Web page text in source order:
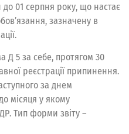
до 01 серпня року, що настає
зазначену в
Д 5 за себе, протягом 30
реєстрації припинення.
за днем
місяця у якому
Тип форми звіту –